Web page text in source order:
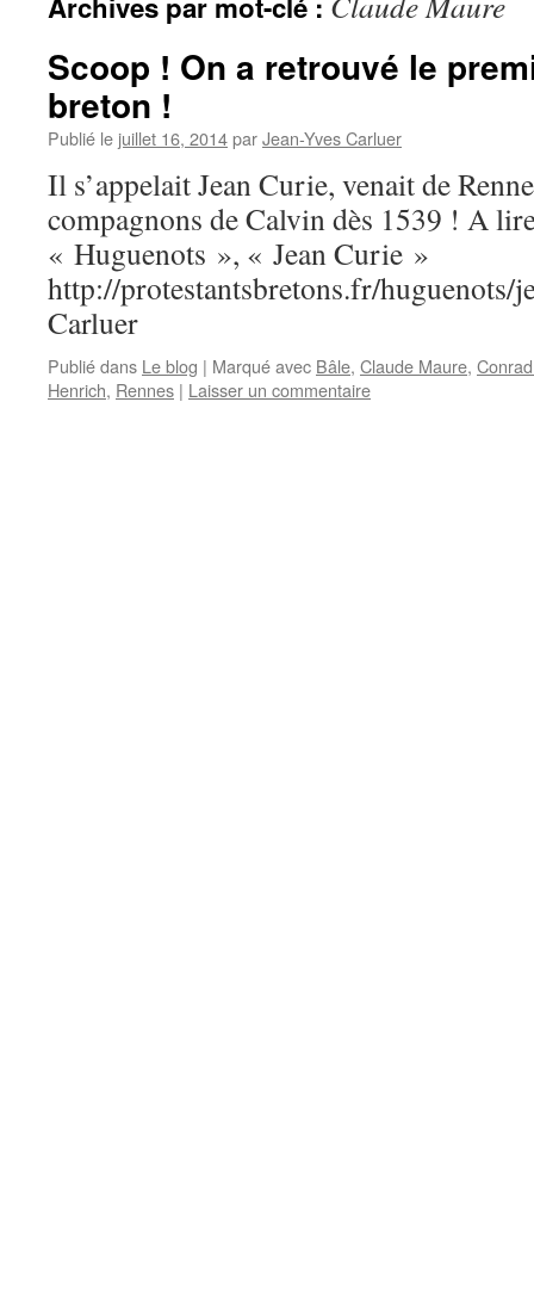
Scoop ! On a retrouvé le
breton !
Publié le juillet 16, 2014parJean-Yves Carluer
Il s’appelait Jean Curie, venait de
compagnons de Calvin dès 1539 ! A
« Huguenots », « Jean Curie »
http://protestantsbretons.fr/huguenots/
Carluer
Publié dans Le blog | Marqué avec Bâle, Claude Maure,
Henrich, Rennes | Laisser un commentaire